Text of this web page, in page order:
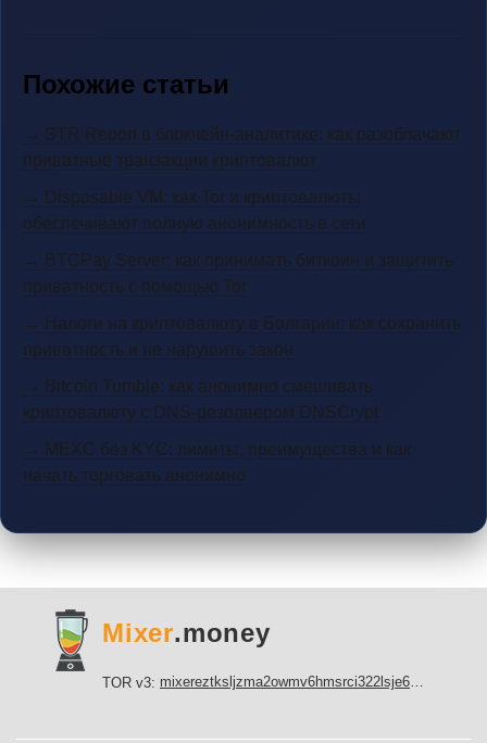
Похожие статьи
→ STR Report в блокчейн-аналитике: как разоблачают
приватные транзакции криптовалют
→ Disposable VM: как Tor и криптовалюты
обеспечивают полную анонимность в сети
→ BTCPay Server: как принимать биткоин и защитить
приватность с помощью Tor
→ Налоги на криптовалюту в Болгарии: как сохранить
приватность и не нарушить закон
→ Bitcoin Tumble: как анонимно смешивать
криптовалюту с DNS-резолвером DNSCrypt
→ MEXC без KYC: лимиты, преимущества и как
начать торговать анонимно
Mixer.money
TOR v3: mixereztksljzma2owmv6hmsrci322lsje6m3svicoddk3xbgvhd2fid.onion